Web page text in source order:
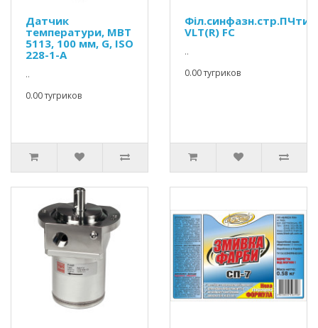
Датчик
температури, MBT
5113, 100 мм, G, ISO
228-1-A
..
0.00 тугриков
VLT(R) FC
..
0.00 тугриков